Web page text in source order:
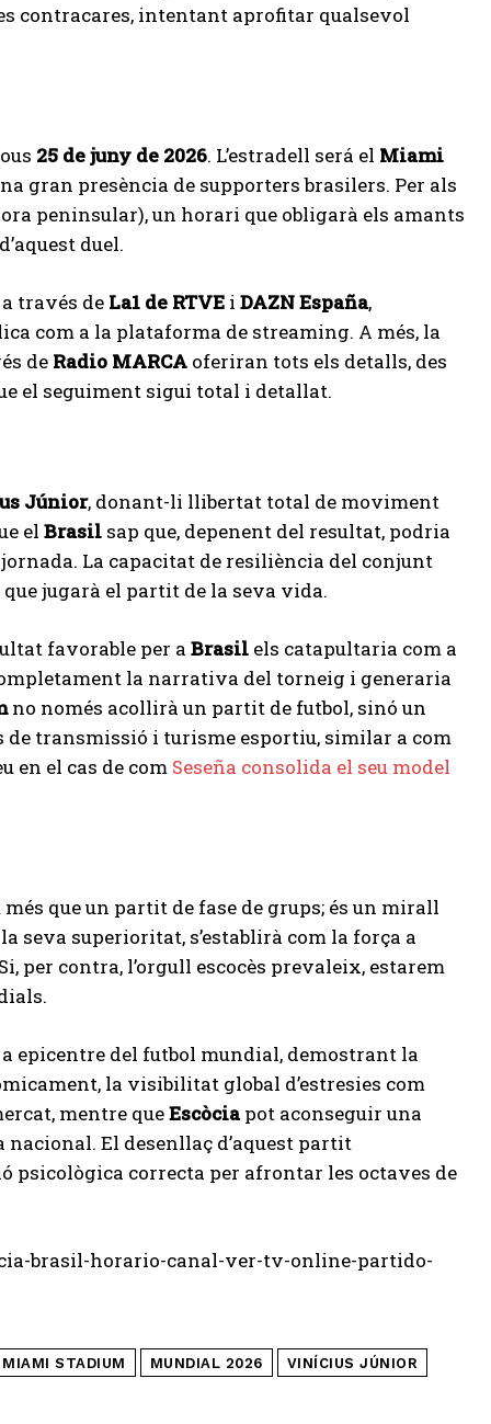
contracares, intentant aprofitar qualsevol
25 de juny de 2026. L’estradell será el Miami
gran presència de supporters brasilers. Per als
peninsular), un horari que obligarà els amants
duel.
través de La1 de RTVE i DAZN España,
com a la plataforma de streaming. A més, la
de Radio MARCA oferiran tots els detalls, des
el seguiment sigui total i detallat.
Júnior, donant-li llibertat total de moviment
el Brasil sap que, depenent del resultat, podria
La capacitat de resiliència del conjunt
jugarà el partit de la seva vida.
favorable per a Brasil els catapultaria com a
la narrativa del torneig i generaria
no només acollirà un partit de futbol, sinó un
de transmissió i turisme esportiu, similar a com
en el cas de com Seseña consolida el seu model
més que un partit de fase de grups; és un mirall
seva superioritat, s’establirà com la força a
per contra, l’orgull escocès prevaleix, estarem
epicentre del futbol mundial, demostrant la
la visibilitat global d’estresies com
mentre queEscòciapot aconseguir una
El desenllaç d’aquest partit
psicològica correcta per afrontar les octaves de
brasil-horario-canal-ver-tv-online-partido-
MIAMI STADIUM MUNDIAL 2026 VINÍCIUS JÚNIOR